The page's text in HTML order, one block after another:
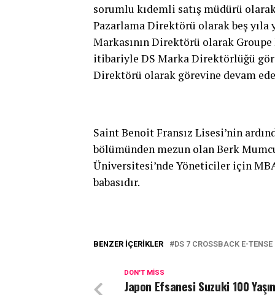
sorumlu kıdemli satış müdürü
Pazarlama Direktörü olarak beş yıla
Markasının Direktörü olarak Groupe
itibariyle DS Marka Direktörlüğü
Direktörü olarak görevine devam
Saint Benoit Fransız Lisesi’nin
bölümünden mezun olan Berk
Üniversitesi’nde Yöneticiler için
babasıdır.
BENZER İÇERIKLER DS 7 CROSSBACK E-TENSE
DON'T MISS
Japon Efsanesi Suzuki 100